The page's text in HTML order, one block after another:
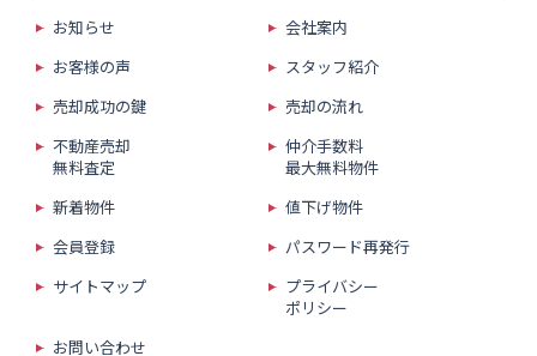
お知らせ
会社案内
お客様の声
スタッフ紹介
売却成功の鍵
売却の流れ
不動産売却
無料査定
仲介手数料
最大無料物件
新着物件
値下げ物件
会員登録
パスワード再発行
サイトマップ
プライバシー
ポリシー
お問い合わせ